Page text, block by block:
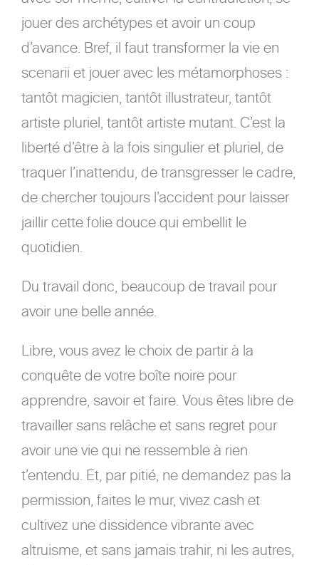
jouer des archétypes et avoir un coup
d’avance. Bref, il faut transformer la vie en
scenarii et jouer avec les métamorphoses :
tantôt magicien, tantôt illustrateur, tantôt
artiste pluriel, tantôt artiste mutant. C’est la
liberté d’être à la fois singulier et pluriel, de
traquer l’inattendu, de transgresser le cadre,
de chercher toujours l’accident pour laisser
jaillir cette folie douce qui embellit le
quotidien.
Du travail donc, beaucoup de travail pour
avoir une belle année.
Libre, vous avez le choix de partir à la
conquête de votre boîte noire pour
apprendre, savoir et faire. Vous êtes libre de
travailler sans relâche et sans regret pour
avoir une vie qui ne ressemble à rien
t’entendu. Et, par pitié, ne demandez pas la
permission, faites le mur, vivez cash et
cultivez une dissidence vibrante avec
altruisme, et sans jamais trahir, ni les autres,